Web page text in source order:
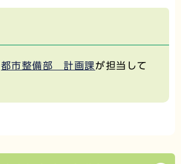
都市整備部 計画課が担当して